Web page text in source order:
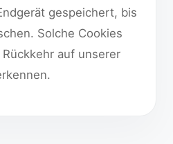
gespeichert, bis
Solche Cookies
auf unserer